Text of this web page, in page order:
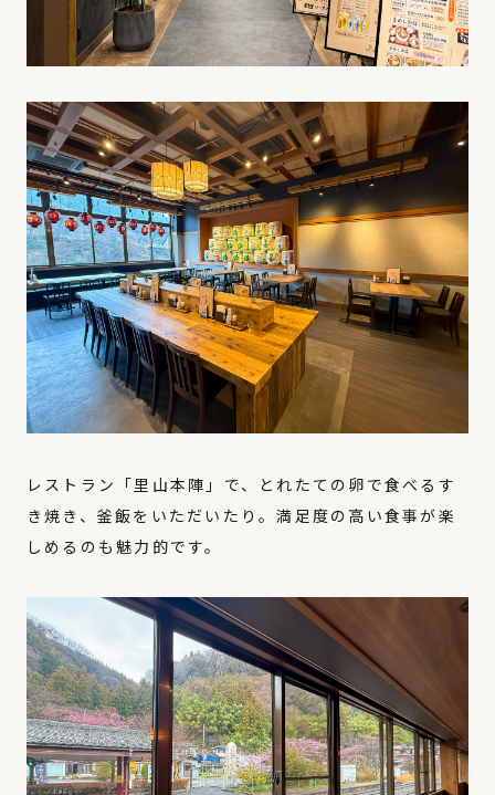
レストラン「里山本陣」で、とれたての卵で食べるす
き焼き、釜飯をいただいたり。満足度の高い食事が楽
しめるのも魅力的です。